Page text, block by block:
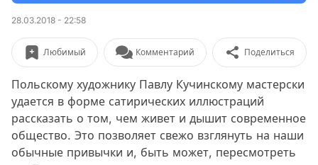
28.03.2018 - 22:58
Любимый Комментарий Поделиться
Польскому художнику Павлу Кучинскому мастерски
удается в форме сатирических иллюстраций
рассказать о том, чем живет и дышит современное
общество. Это позволяет свежо взглянуть на наши
обычные привычки и, быть может, пересмотреть